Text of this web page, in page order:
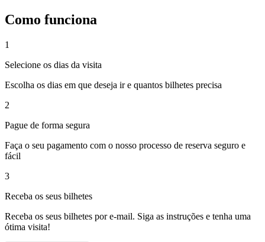
Como funciona
1
Selecione os dias da visita
Escolha os dias em que deseja ir e quantos bilhetes precisa
2
Pague de forma segura
Faça o seu pagamento com o nosso processo de reserva seguro e
fácil
3
Receba os seus bilhetes
Receba os seus bilhetes por e-mail. Siga as instruções e tenha uma
ótima visita!